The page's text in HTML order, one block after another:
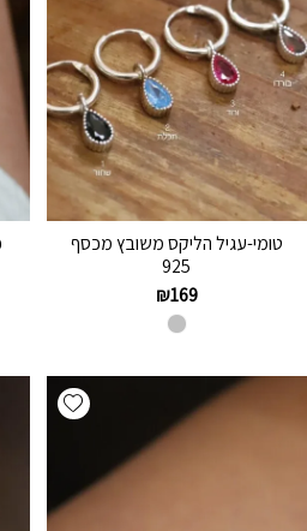
טומי-עגיל הליקס משובץ מכסף
925
₪169
Add wishlist